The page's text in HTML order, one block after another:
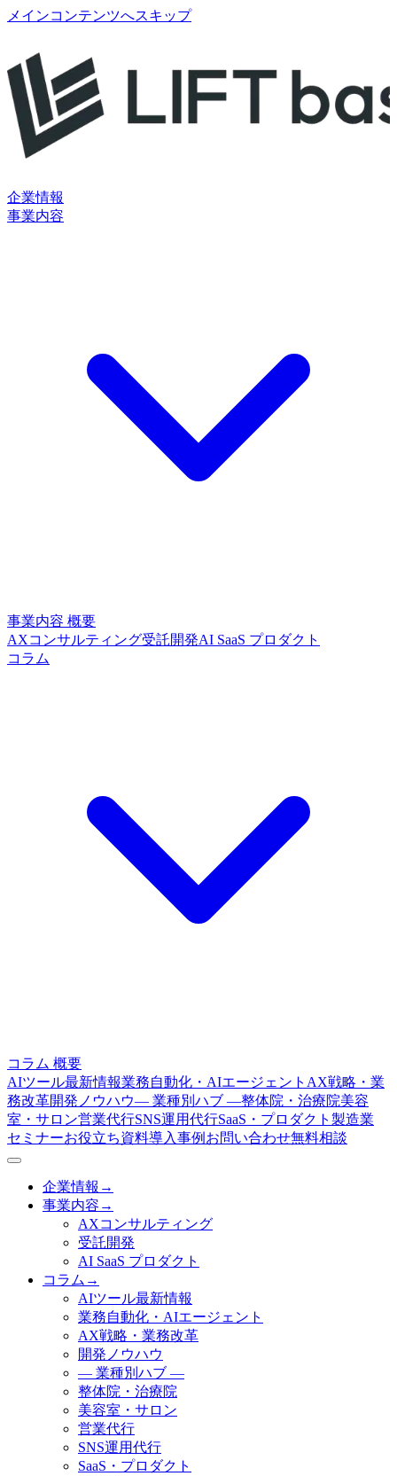
メインコンテンツへスキップ
企業情報
事業内容
事業内容 概要
AXコンサルティング受託開発AI SaaS プロダクト
コラム
コラム 概要
AIツール最新情報業務自動化・AIエージェント AX戦略・業
務改革開発ノウハウ— 業種別ハブ —整体院・治療院美容
室・サロン営業代行SNS運用代行SaaS・プロダクト 製造業
セミナーお役立ち資料導入事例 お問い合わせ無料相談
企業情報 →
事業内容 →
AXコンサルティング
受託開発
AI SaaS プロダクト
コラム →
AIツール最新情報
業務自動化・AIエージェント
AX戦略・業務改革
開発ノウハウ
— 業種別ハブ —
整体院・治療院
美容室・サロン
営業代行
SNS運用代行
SaaS・プロダクト